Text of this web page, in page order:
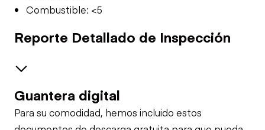
Combustible: <5
Reporte Detallado de Inspección
Brakes / Tires
Cab
Guantera digital
Para su comodidad, hemos incluido estos